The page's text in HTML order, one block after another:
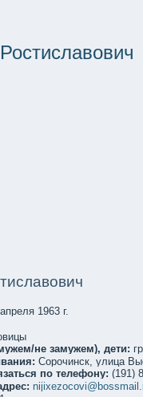
1963 г.
не замужем), дети:
Сорочинск, улица
по телефoну: (191)